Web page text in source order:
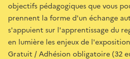
objectifs pédagogiques que vous
prennent la forme d'un échange
s'appuient sur l'apprentissage du
en lumière les enjeux de
Gratuit / Adhésion obligatoire (32